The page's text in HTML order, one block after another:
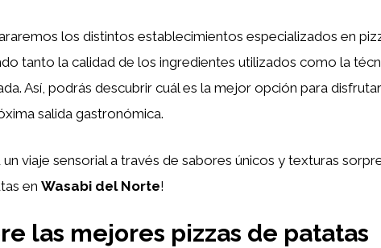
los distintos establecimientos especializados en
tanto la calidad de los ingredientes utilizados como la
Así, podrás descubrir cuál es la mejor opción para
salida gastronómica.
un viaje sensorial a través de sabores únicos y texturas
en Wasabi del Norte!
las mejores pizzas de patatas